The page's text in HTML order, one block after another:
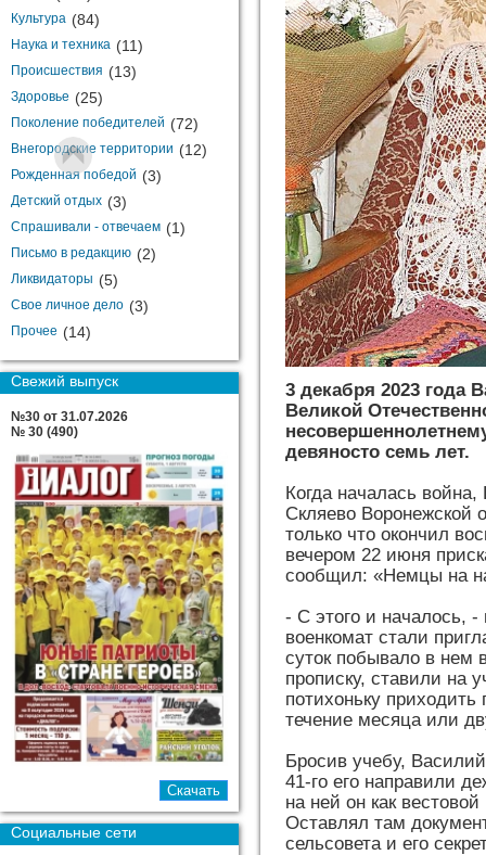
Культура (84)
Наука и техника (11)
Происшествия (13)
Здоровье (25)
Поколение победителей (72)
Внегородские территории (12)
Рожденная победой (3)
Детский отдых (3)
Спрашивали - отвечаем (1)
Письмо в редакцию (2)
Ликвидаторы (5)
Свое личное дело (3)
Прочее (14)
Свежий выпуск
№30 от 31.07.2026
№ 30 (490)
Социальные сети
3 декабря 2023 года
Великой
девяносто семь лет.
Когда началась
Скляево Воронежской
только что окончил
вечером 22 июня
сообщил: «Немцы на
- С этого и началось, -
военкомат стали
суток побывало в нем
прописку, ставили на
потихоньку
течение месяца или
Бросив учебу,
41-го его направили
на ней он как
Оставлял там
сельсовета и его